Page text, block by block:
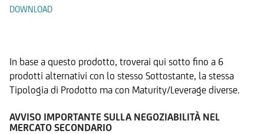
DOWNLOAD
In base a questo prodotto, troverai qui sotto fino a 6
prodotti alternativi con lo stesso Sottostante, la stessa
Tipologia di Prodotto ma con Maturity/Leverage diverse.
AVVISO IMPORTANTE SULLA NEGOZIABILITÀ NEL
MERCATO SECONDARIO